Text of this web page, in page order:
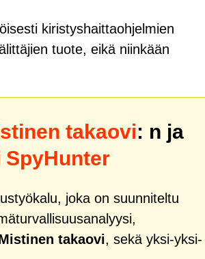
kiristyshaittaohjelmien
tuote, eikä niinkään
takaovi: n ja
joka on suunniteltu
takaovi, sekä yksi-yksi-